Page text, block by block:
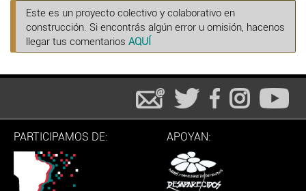
Este es un proyecto colectivo y colaborativo en
construcción. Si encontrás algún error u omisión, hacenos
llegar tus comentarios AQUÍ
PARTICIPAMOS DE: APOYAN: